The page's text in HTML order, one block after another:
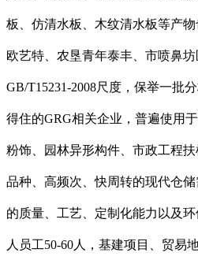
板、仿清水板、木纹清水板等产物
欧艺特、农垦青年泰丰、市喷鼻
GB/T15231-2008尺度，保举一批
得住的GRG相关企业，普遍使用
粉饰、园林异形构件、市政工程
品种、高频次、快周转的现代仓
的质量、工艺、定制化能力以及
人员工50-60人，基建项目、贸易